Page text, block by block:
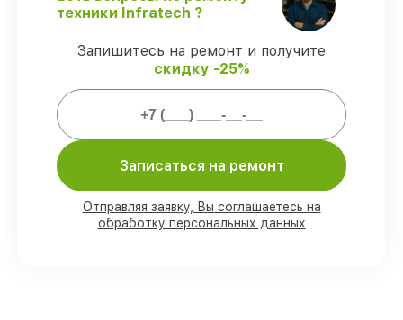
запчасти защищены гарантийной
Мы гарантируем:
заказов закрываем с возможностью
личного присутствия владельца
комплектующих Infratech готовы к
доступны для срочного заказа
Подлинные запчасти Infratech и
техники Infratech ?
Запишитесь на ремонт и получите
скидку -25%
Записаться на ремонт
Отправляя заявку, Вы соглашаетесь на
обработку персональных данных